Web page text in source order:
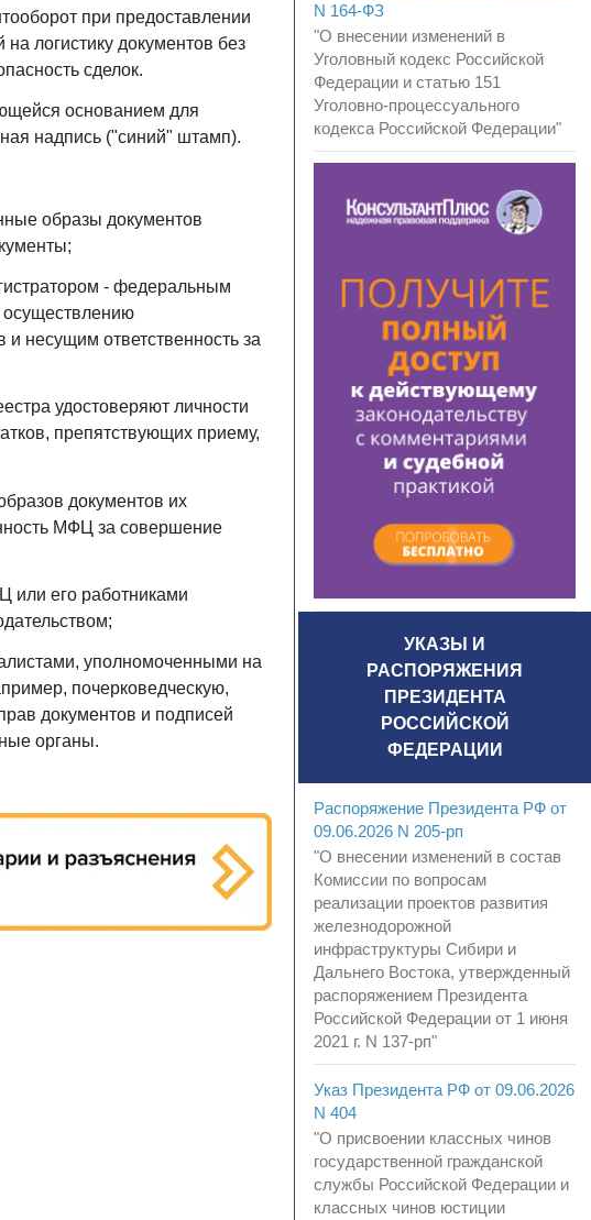
при предоставлении
логистику документов без
сделок.
основанием для
надпись ("синий" штамп).
образы документов
- федеральным
и несущим ответственность за
удостоверяют личности
препятствующих приему,
документов их
МФЦ за совершение
или его работниками
уполномоченными на
почерковедческую,
документов и подписей
органы.
N 164-ФЗ
"О внесении изменений в
Уголовный кодекс Российской
Федерации и статью 151
Уголовно-процессуального
кодекса Российской Федерации"
УКАЗЫ И
РАСПОРЯЖЕНИЯ
ПРЕЗИДЕНТА
РОССИЙСКОЙ
ФЕДЕРАЦИИ
Распоряжение Президента РФ от
09.06.2026 N 205-рп
"О внесении изменений в состав
Комиссии по вопросам
реализации проектов развития
железнодорожной
инфраструктуры Сибири и
Дальнего Востока, утвержденный
распоряжением Президента
Российской Федерации от 1 июня
2021 г. N 137-рп"
Указ Президента РФ от 09.06.2026
N 404
"О присвоении классных чинов
государственной гражданской
службы Российской Федерации и
классных чинов юстиции